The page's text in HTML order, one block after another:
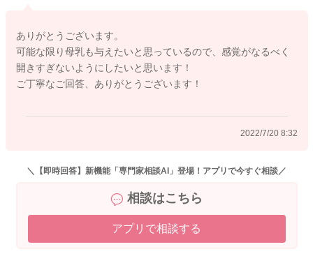
ありがとうございます。
可能な限り母乳も与えたいと思っているので、感覚がなるべく
開きすぎないようにしたいと思います！
ご丁寧なご回答、ありがとうございます！
2022/7/20 8:32
＼【即時回答】新機能「専門家相談AI」登場！アプリで今すぐ相談／
相談はこちら
アプリで相談する